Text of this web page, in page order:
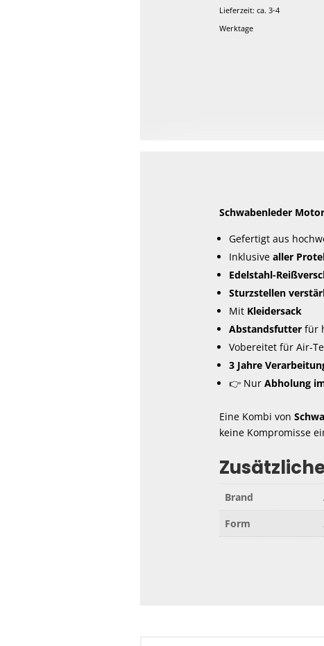
Lieferzeit: ca. 3-4
Werktage
Schwabenleder
Gefertigt aus
Inklusive aller
Edelstahl-
Sturzstellen
Mit Kleidersack
Abstandsfutterfür
Vobereitet für Air-
3 Jahre
👉 Nur Abholung
Eine Kombi von
keine Kompromisse
Brand
Form